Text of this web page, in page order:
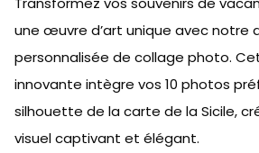
une œuvre d’art unique avec notre
personnalisée de collage photo.
innovante intègre vos 10 photos
silhouette de la carte de la Sicile,
visuel captivant et élégant.